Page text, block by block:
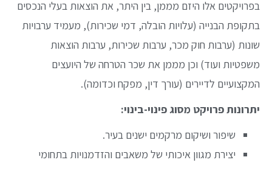
בפרויקטים אלו היזם מממן, בין היתר, את הוצאות בעלי הנכסים
בתקופת הבנייה (עלויות הובלה, דמי שכירות), מעמיד ערבויות
שונות (ערבות חוק מכר, ערבות שכירות, ערבות הוצאות
משפטיות ועוד) וכן מממן את שכר הטרחה של היועצים
המקצועיים לדיירים (עורך דין, מפקח וכדומה).
יתרונות פרויקט מסוג פינוי-בינוי:
שיפור ושיקום מרקמים ישנים בעיר.
יצירת מגוון איכותי של משאבים והזדמנויות בתחומי